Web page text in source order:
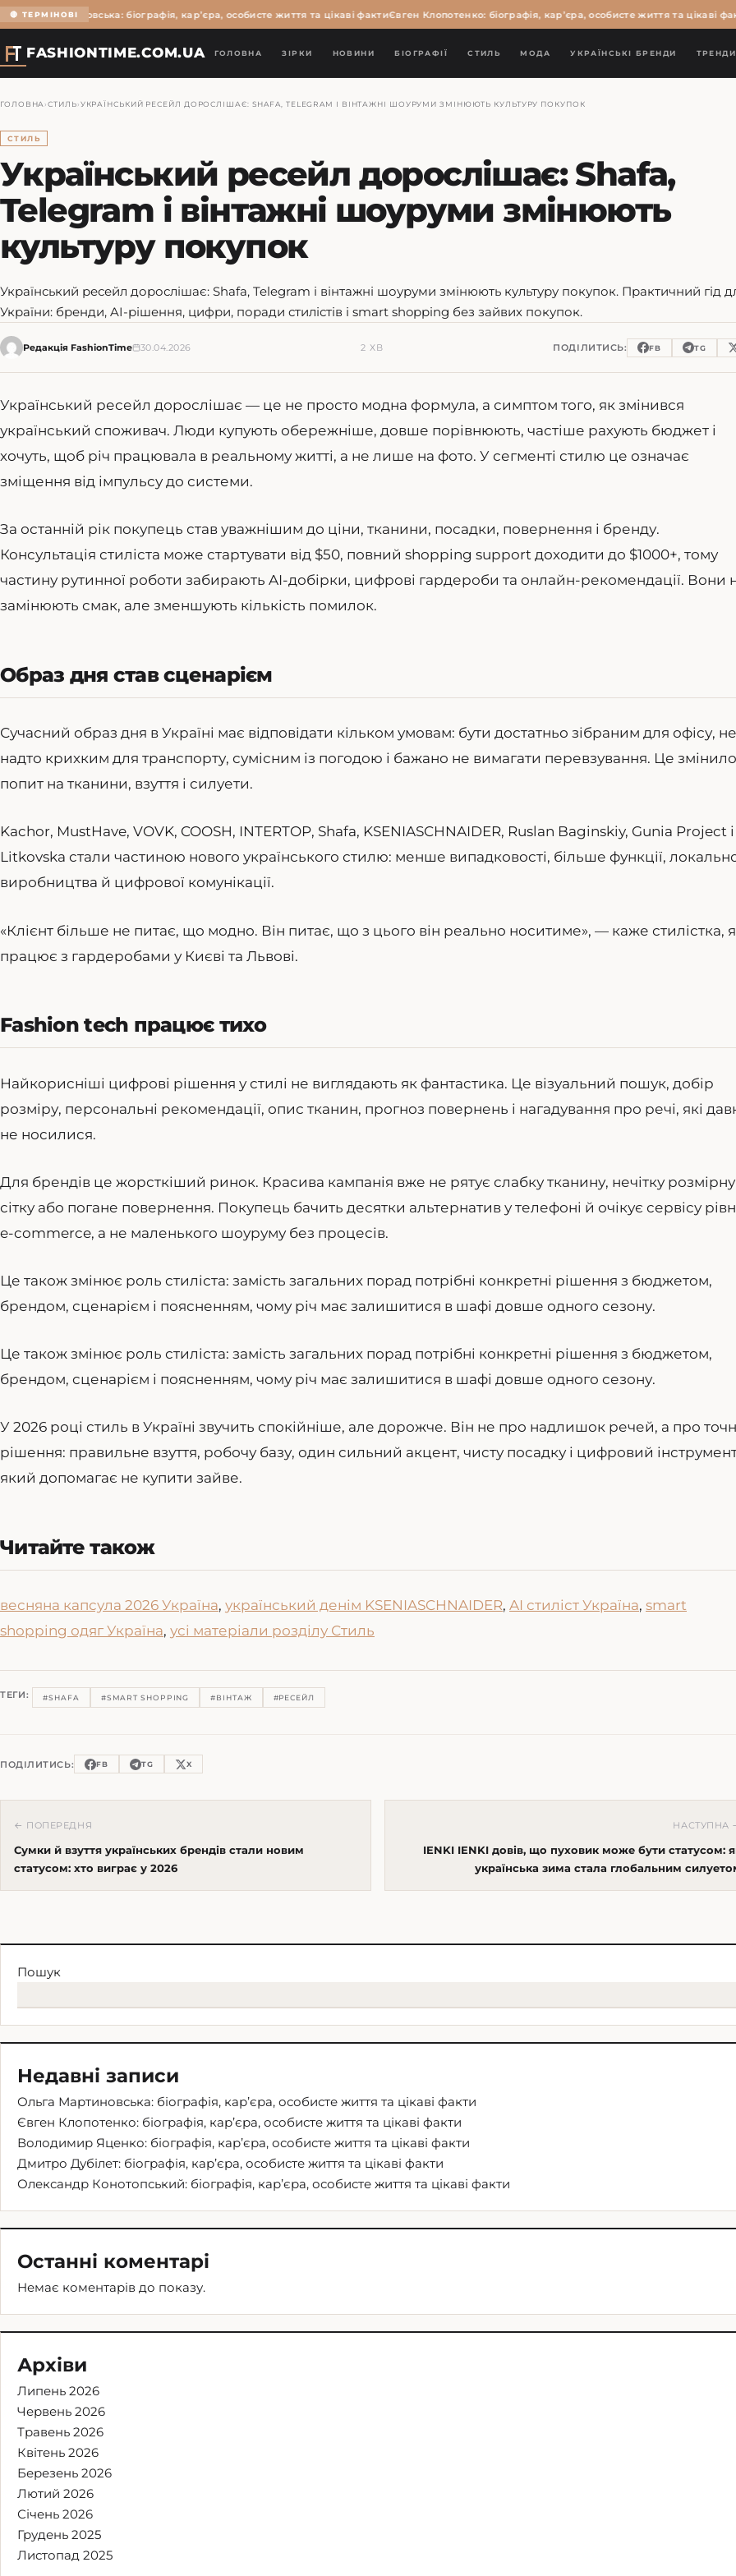
🔴 ТЕРМІНОВІ
Ольга Мартиновська: біографія, кар’єра, особисте життя та цікаві фактиЄвген Клопотенко: біографія, кар’єра, особисте життя та цікаві
FASHIONTIME.COM.UA ГОЛОВНА ЗІРКИ НОВИНИ БІОГРАФІЇ СТИЛЬ МОДА УКРАЇНСЬКІ БРЕНДИ ТРЕНДИ
ГОЛОВНА ›СТИЛЬ›УКРАЇНСЬКИЙ РЕСЕЙЛ ДОРОСЛІШАЄ: SHAFA, TELEGRAM І ВІНТАЖНІ ШОУРУМИ ЗМІНЮЮТЬ КУЛЬТУРУ ПОКУПОК
СТИЛЬ
Український ресейл дорослішає: Shafa,
Telegram і вінтажні шоуруми змінюють
культуру покупок
Український ресейл дорослішає: Shafa, Telegram і вінтажні шоуруми змінюють культуру покупок. Практичний гід
України: бренди, AI-рішення, цифри, поради стилістів і smart shopping без зайвих покупок.
Редакція FashionTime 30.04.2026 2 ХВ ПОДІЛИТИСЬ: FB TG
Український ресейл дорослішає — це не просто модна формула, а симптом того, як змінився
український споживач. Люди купують обережніше, довше порівнюють, частіше рахують бюджет і
хочуть, щоб річ працювала в реальному житті, а не лише на фото. У сегменті стилю це означає
зміщення від імпульсу до системи.
За останній рік покупець став уважнішим до ціни, тканини, посадки, повернення і бренду.
Консультація стиліста може стартувати від $50, повний shopping support доходити до $1000+, тому
частину рутинної роботи забирають AI-добірки, цифрові гардероби та онлайн-рекомендації. Вони
замінюють смак, але зменшують кількість помилок.
Образ дня став сценарієм
Сучасний образ дня в Україні має відповідати кільком умовам: бути достатньо зібраним для офісу, не
надто крихким для транспорту, сумісним із погодою і бажано не вимагати перевзування. Це змінило
попит на тканини, взуття і силуети.
Kachor, MustHave, VOVK, COOSH, INTERTOP, Shafa, KSENIASCHNAIDER, Ruslan Baginskiy, Gunia Project і
Litkovska стали частиною нового українського стилю: менше випадковості, більше функції,
виробництва й цифрової комунікації.
«Клієнт більше не питає, що модно. Він питає, що з цього він реально носитиме», — каже стилістка,
працює з гардеробами у Києві та Львові.
Fashion tech працює тихо
Найкорисніші цифрові рішення у стилі не виглядають як фантастика. Це візуальний пошук, добір
розміру, персональні рекомендації, опис тканин, прогноз повернень і нагадування про речі, які
не носилися.
Для брендів це жорсткіший ринок. Красива кампанія вже не рятує слабку тканину, нечітку розмірну
сітку або погане повернення. Покупець бачить десятки альтернатив у телефоні й очікує сервісу
e-commerce, а не маленького шоуруму без процесів.
Це також змінює роль стиліста: замість загальних порад потрібні конкретні рішення з бюджетом,
брендом, сценарієм і поясненням, чому річ має залишитися в шафі довше одного сезону.
Це також змінює роль стиліста: замість загальних порад потрібні конкретні рішення з бюджетом,
брендом, сценарієм і поясненням, чому річ має залишитися в шафі довше одного сезону.
У 2026 році стиль в Україні звучить спокійніше, але дорожче. Він не про надлишок речей, а про
рішення: правильне взуття, робочу базу, один сильний акцент, чисту посадку і цифровий
який допомагає не купити зайве.
Читайте також
весняна капсула 2026 Україна, український денім KSENIASCHNAIDER, AI стиліст Україна, smart
shopping одяг Україна, усі матеріали розділу Стиль
ТЕГИ: #SHAFA #SMART SHOPPING #ВІНТАЖ #РЕСЕЙЛ
ПОДІЛИТИСЬ: FB TG X
← ПОПЕРЕДНЯ
Сумки й взуття українських брендів стали новим
статусом: хто виграє у 2026
НАСТУПНА
IENKI IENKI довів, що пуховик може бути статусом:
українська зима стала глобальним
Пошук
Недавні записи
Ольга Мартиновська: біографія, кар’єра, особисте життя та цікаві факти
Євген Клопотенко: біографія, кар’єра, особисте життя та цікаві факти
Володимир Яценко: біографія, кар’єра, особисте життя та цікаві факти
Дмитро Дубілет: біографія, кар’єра, особисте життя та цікаві факти
Олександр Конотопський: біографія, кар’єра, особисте життя та цікаві факти
Останні коментарі
Немає коментарів до показу.
Архіви
Липень 2026
Червень 2026
Травень 2026
Квітень 2026
Березень 2026
Лютий 2026
Січень 2026
Грудень 2025
Листопад 2025